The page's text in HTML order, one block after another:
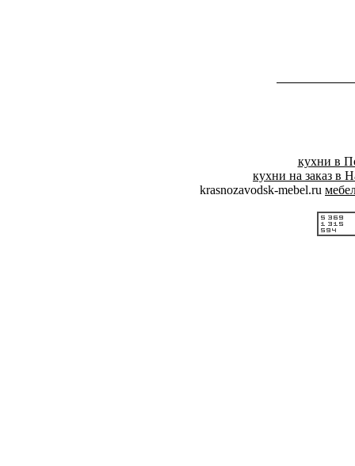
кухни в
кухни на заказ в
krasnozavodsk-mebel.ru